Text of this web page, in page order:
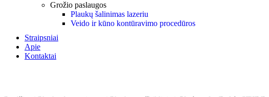
Grožio paslaugos
Plaukų šalinimas lazeriu
Veido ir kūno kontūravimo procedūros
Straipsniai
Apie
Kontaktai